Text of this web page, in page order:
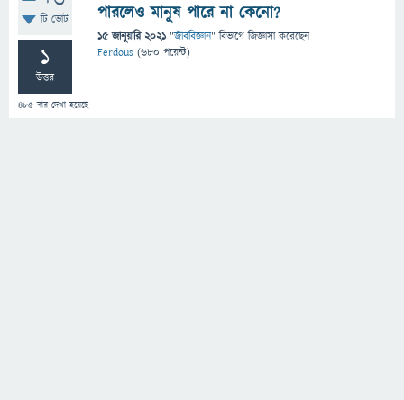
টি ভোট
1
উত্তর
485 বার দেখা হয়েছে
পারলেও মানুষ পারে না কেনো?
15 জানুয়ারি 2021 "জীববিজ্ঞান" বিভাগে জিজ্ঞাসাকরেছেন
Ferdous (680 পয়েন্ট)